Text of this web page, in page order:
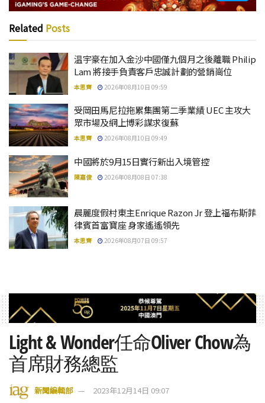
Related Posts
温宇豪在加入金沙中國僅九個月之後離職 Philip
Lam 將接手負責客戶忠誠計劃的營銷崗位
本思齊 2026年08月10日 09:59
受岡田馬尼拉拖累集團第二季業績 UEC 主攻大
眾市場及網上博彩謀求復蘇
本思齊 2026年08月10日 09:49
中國將於9月15日實行新出入境管控
陳嘉俊 2026年08月08日 07:38
晨麗度假村東主Enrique Razon Jr 登上福布斯菲
律賓首富寶座 身家遙遙領先
本思齊 2026年08月07日 09:57
Light & Wonder任命Oliver Chow為
首席財務總監
新聞編輯部 2023年12月14日 09:07